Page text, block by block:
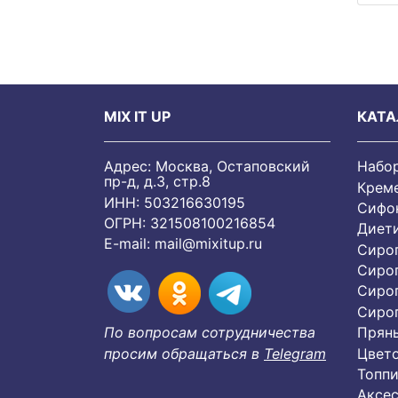
MIX IT UP
Адрес: Москва, Остаповский
пр-д, д.3, стр.8
ИНН: 503216630195
ОГРН: 321508100216854
E-mail: mail@mixitup.ru
По вопросам сотрудничества
просим обращаться в Telegram